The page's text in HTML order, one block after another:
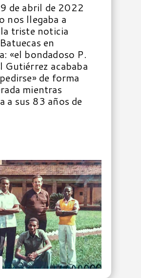
de abril de 2022
nos llegaba a
la triste noticia
en
«el bondadoso P.
Gutiérrez acababa
de forma
mientras
a sus 83 años de